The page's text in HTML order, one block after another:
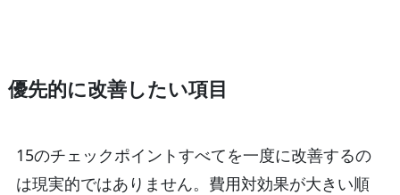
優先的に改善したい項目
15のチェックポイントすべてを一度に改善するの
は現実的ではありません。費用対効果が大きい順